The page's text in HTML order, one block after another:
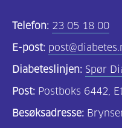
Telefon: 23 05 18 00
E-post:
Diabeteslinjen: Spør
Post: Postboks 6442,
Besøksadresse: